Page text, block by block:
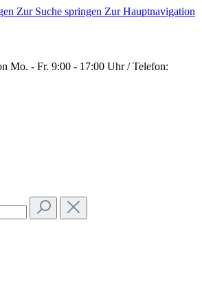
Zur Suche springen Zur Hauptnavigation
Mo. - Fr. 9:00 - 17:00 Uhr / Telefon: